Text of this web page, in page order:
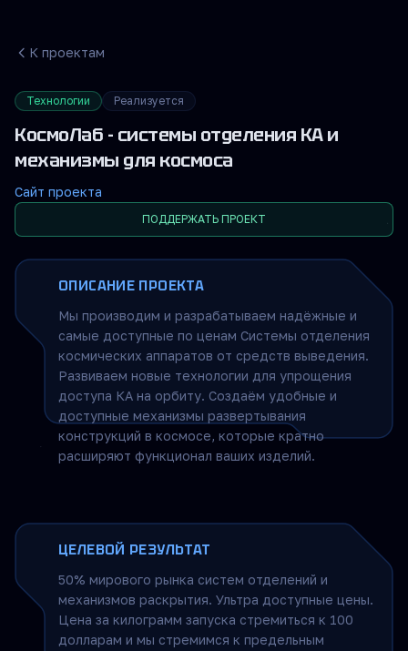
К проектам
Технологии Реализуется
КосмоЛаб - системы отделения КА и
механизмы для космоса
Сайт проекта
ПОДДЕРЖАТЬ ПРОЕКТ
ОПИСАНИЕ ПРОЕКТА
Мы производим и разрабатываем надёжные и
самые доступные по ценам Системы отделения
космических аппаратов от средств выведения.
Развиваем новые технологии для упрощения
доступа КА на орбиту. Создаём удобные и
доступные механизмы развертывания
конструкций в космосе, которые кратно
расширяют функционал ваших изделий.
ЦЕЛЕВОЙ РЕЗУЛЬТАТ
50% мирового рынка систем отделений и
механизмов раскрытия. Ультра доступные цены.
Цена за килограмм запуска стремиться к 100
долларам и мы стремимся к предельным